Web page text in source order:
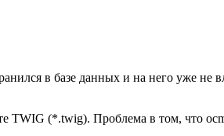
в базе данных и на него уже не
TWIG (*.twig). Проблема в том, что